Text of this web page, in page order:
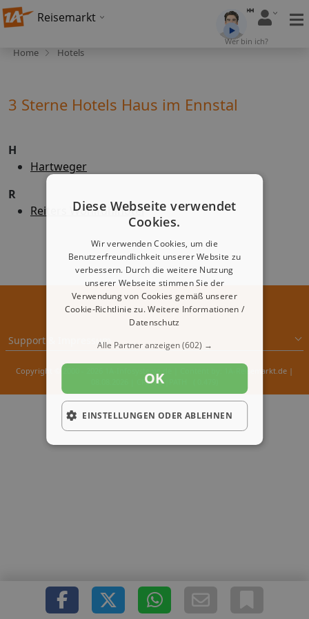
Reisemarkt
Wer bin ich?
Home Hotels
3 Sterne Hotels Haus im Ennstal
H
Hartweger
R
Reiters Wohlfühlhotel
Support & Impressum
Copyright © 2000 - 2026 1A-Infosysteme.de | Content by: 1A-Reisemarkt.de |
| CFo: No|PATH ( 0.479)
Diese Webseite verwendet
Cookies.
Wir verwenden Cookies, um die
Benutzerfreundlichkeit unserer Website zu
verbessern. Durch die weitere Nutzung
unserer Webseite stimmen Sie der
Verwendung von Cookies gemäß unserer
Cookie-Richtlinie zu.Weitere Informationen /
Datenschutz
Alle Partner anzeigen(602) →
OK
EINSTELLUNGEN ODER ABLEHNEN